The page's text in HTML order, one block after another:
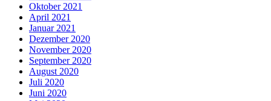
Oktober 2021
April 2021
Januar 2021
Dezember 2020
November 2020
September 2020
August 2020
Juli 2020
Juni 2020